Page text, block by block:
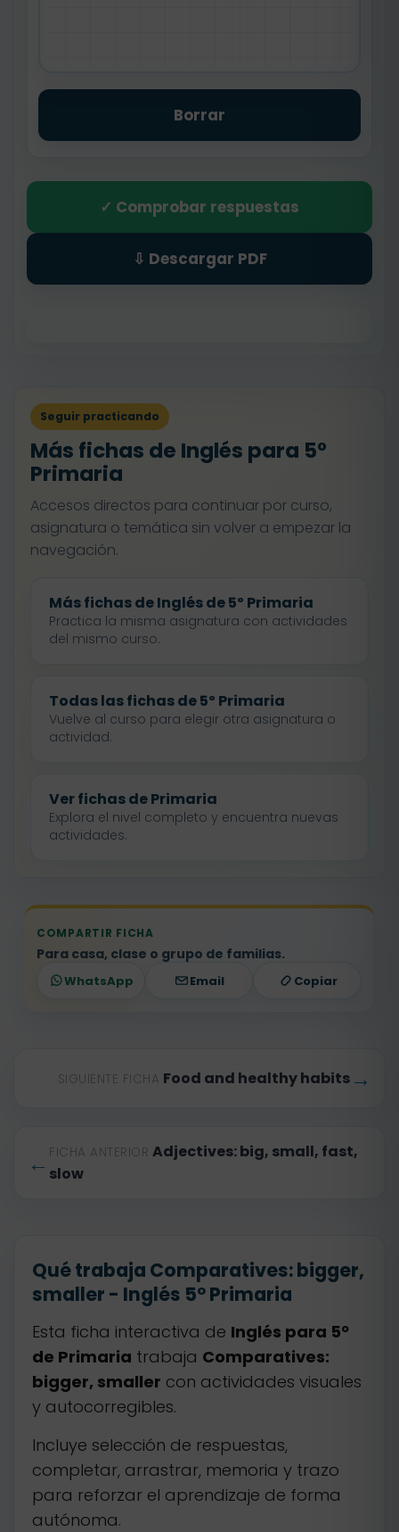
Borrar
✓ Comprobar respuestas
⇩ Descargar PDF
Seguir practicando
Más fichas de Inglés para 5º
Primaria
Accesos directos para continuar por curso,
asignatura o temática sin volver a empezar la
navegación.
Más fichas de Inglés de 5º Primaria
Practica la misma asignatura con actividades
del mismo curso.
Todas las fichas de 5º Primaria
Vuelve al curso para elegir otra asignatura o
actividad.
Ver fichas de Primaria
Explora el nivel completo y encuentra nuevas
actividades.
COMPARTIR FICHA
Para casa, clase o grupo de familias.
WhatsApp Email Copiar
← FICHA ANTERIOR Adjectives: big, small, fast,
slow
SIGUIENTE FICHA Food and healthy habits →
Qué trabaja Comparatives: bigger,
smaller - Inglés 5º Primaria
Esta ficha interactiva de Inglés para 5º
de Primaria trabaja Comparatives:
bigger, smaller con actividades visuales
y autocorregibles.
Incluye selección de respuestas,
completar, arrastrar, memoria y trazo
para reforzar el aprendizaje de forma
autónoma.